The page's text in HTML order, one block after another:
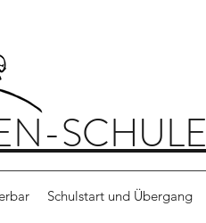
SCHULE
Schulstart und Übergang